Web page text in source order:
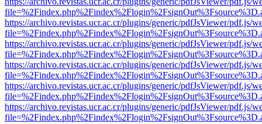
https://archivo.revistas.ucr.ac.cr/plugins/generic/pdfJsViewer/pdf.js/
https://archivo.revistas.ucr.ac.cr/plugins/generic/pdfJsViewer/pdf.js/
https://archivo.revistas.ucr.ac.cr/plugins/generic/pdfJsViewer/pdf.js/
https://archivo.revistas.ucr.ac.cr/plugins/generic/pdfJsViewer/pdf.js/
https://archivo.revistas.ucr.ac.cr/plugins/generic/pdfJsViewer/pdf.js/